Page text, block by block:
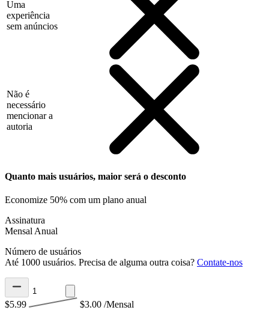
Uma
experiência
sem anúncios
Não é
necessário
mencionar a
autoria
Quanto mais usuários, maior será o desconto
Economize 50% com um plano anual
Assinatura
Mensal Anual
Número de usuários
Até 1000 usuários. Precisa de alguma outra coisa? Contate-nos
$5.99 $3.00 /Mensal